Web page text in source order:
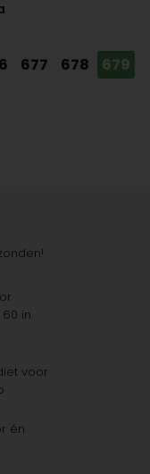
677 678 679
in
voor
én